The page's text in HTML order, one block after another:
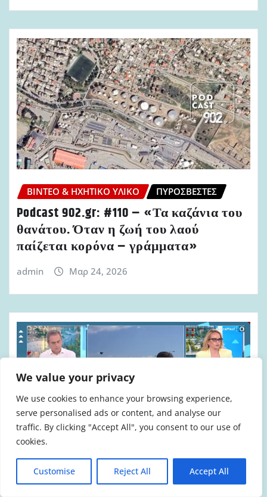
We value your privacy
We use cookies to enhance your browsing experience,
serve personalised ads or content, and analyse our
traffic. By clicking "Accept All", you consent to our use of
cookies.
Customise Reject All Accept All
ΒΊΝΤΕΟ & ΗΧΗΤΙΚΌ ΥΛΙΚΌ ΠΥΡΟΣΒΈΣΤΕΣ
Podcast 902.gr: #110 – «Τα καζάνια του
θανάτου. Όταν η ζωή του λαού
παίζεται κορόνα – γράμματα»
admin Μαρ 24, 2026
ΒΊΝΤΕΟ & ΗΧΗΤΙΚΌ ΥΛΙΚΌ